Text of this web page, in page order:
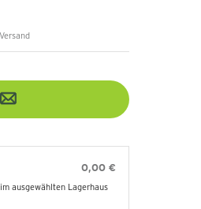
0,00 €
ausgewählten Lagerhaus